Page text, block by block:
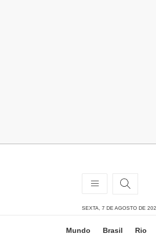
SEXTA, 7 DE AGOSTO DE
Mundo Brasil Rio